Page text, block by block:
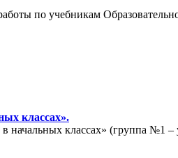
по учебникам
классах».
классах» (группа №1 –